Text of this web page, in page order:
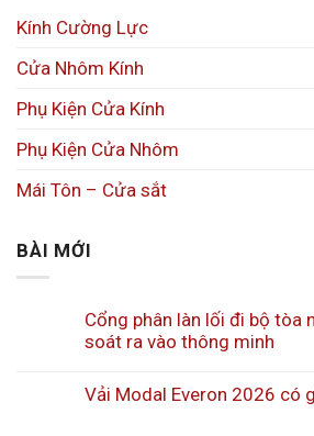
Kính Cường Lực
Cửa Nhôm Kính
Phụ Kiện Cửa Kính
Phụ Kiện Cửa Nhôm
Mái Tôn – Cửa sắt
BÀI MỚI
Cổng phân làn lối đi bộ tòa
soát ra vào thông minh
Vải Modal Everon 2026 có